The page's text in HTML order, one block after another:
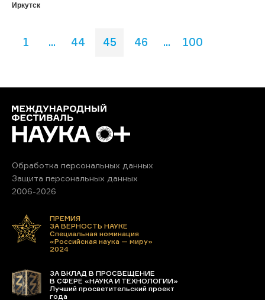
Иркутск
1 ... 44 45 46 ... 100
Обработка персональных данных
Защита персональных данных
2006-2026
ПРЕМИЯ
ЗА ВЕРНОСТЬ НАУКЕ
Специальная номинация
«Российская наука — миру»
2024
ЗА ВКЛАД В ПРОСВЕЩЕНИЕ
В СФЕРЕ «НАУКА И ТЕХНОЛОГИИ»
Лучший просветительский проект
года